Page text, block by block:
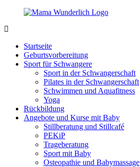
Zurück
Inhalt
sein
wunderbar!
Startseite
Geburtsvorbereitung
Sport für Schwangere
Sport in der Schwangerschaft
Pilates in der Schwangerschaft
Schwimmen und Aquafitness
Yoga
Rückbildung
Angebote und Kurse mit Baby
Stillberatung und Stillcafé
PEKiP
Trageberatung
Sport mit Baby
Osteopathie und Babymassage